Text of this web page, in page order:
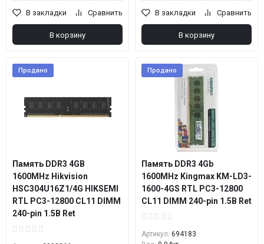
В закладки Сравнить
В корзину
В закладки Сравнить
В корзину
Продано
Память DDR3 4GB
1600MHz Hikvision
HSC304U16Z1/4G HIKSEMI
RTL PC3-12800 CL11 DIMM
240-pin 1.5В Ret
Продано
Память DDR3 4Gb
1600MHz Kingmax KM-LD3-
1600-4GS RTL PC3-12800
CL11 DIMM 240-pin 1.5В Ret
Артикул: 694183